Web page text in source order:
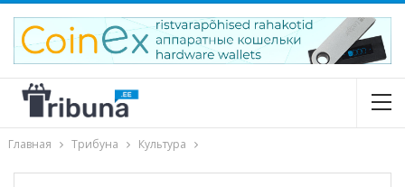
Главная Трибуна Культура